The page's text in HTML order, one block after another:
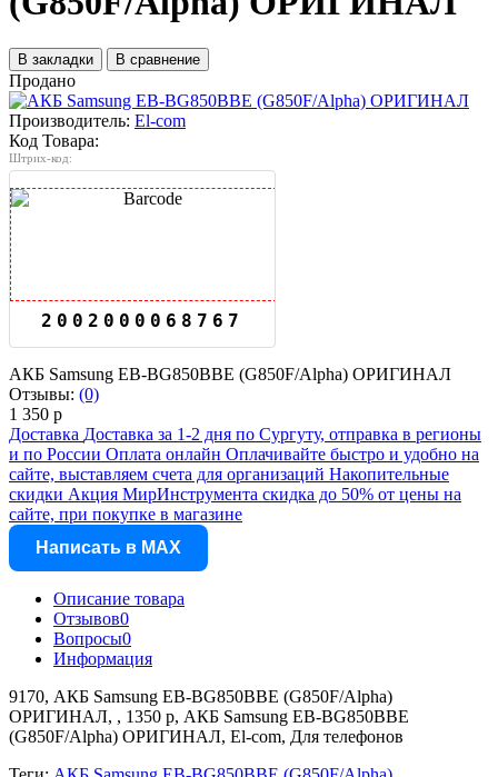
В закладки В сравнение
Продано
Производитель: El-com
Код Товара:
Штрих-код:
2002000068767
АКБ Samsung EB-BG850BBE (G850F/Alpha) ОРИГИНАЛ
Отзывы: (0)
1 350 р
Доставка Доставка за 1-2 дня по Сургуту, отправка в регионы
и по России Оплата онлайн Оплачивайте быстро и удобно на
сайте, выставляем счета для организаций Накопительные
скидки Акция МирИнструмента скидка до 50% от цены на
сайте, при покупке в магазине
Написать в MAX
Описание товара
Отзывов0
Вопросы0
Информация
9170, АКБ Samsung EB-BG850BBE (G850F/Alpha)
ОРИГИНАЛ, , 1350 р, АКБ Samsung EB-BG850BBE
(G850F/Alpha) ОРИГИНАЛ, El-com, Для телефонов